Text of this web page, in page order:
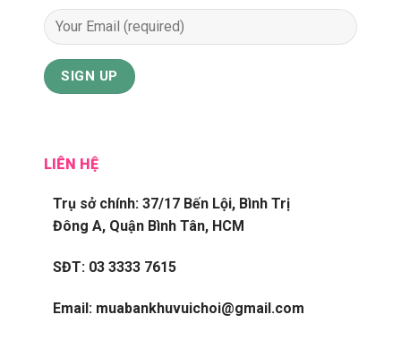
LIÊN HỆ
Trụ sở chính: 37/17 Bến Lội, Bình Trị
Đông A, Quận Bình Tân, HCM
SĐT: 03 3333 7615
Email: muabankhuvuichoi@gmail.com